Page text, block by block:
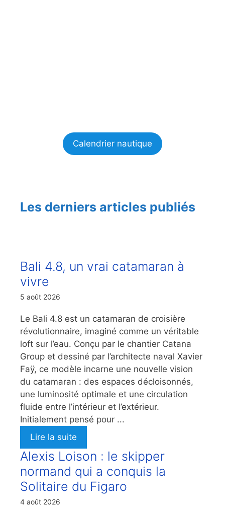
Calendrier nautique
Les derniers articles publiés
Bali 4.8, un vrai catamaran à
vivre
5 août 2026
Le Bali 4.8 est un catamaran de croisière
révolutionnaire, imaginé comme un véritable
loft sur l’eau. Conçu par le chantier Catana
Group et dessiné par l’architecte naval Xavier
Faÿ, ce modèle incarne une nouvelle vision
du catamaran : des espaces décloisonnés,
une luminosité optimale et une circulation
fluide entre l’intérieur et l’extérieur.
Initialement pensé pour ...
Lire la suite
Alexis Loison : le skipper
normand qui a conquis la
Solitaire du Figaro
4 août 2026